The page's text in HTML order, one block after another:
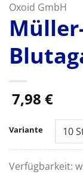
Oxoid GmbH
7,98 €
Variante
Verfügbarkeit: